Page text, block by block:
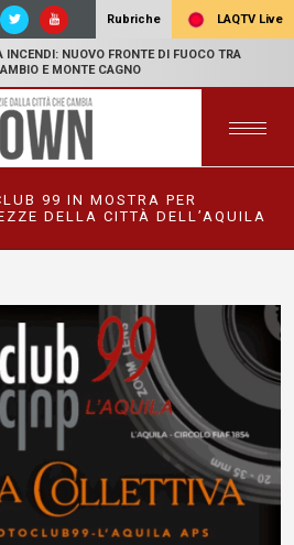
Rubriche LAQTV Live
INCENDI: NUOVO FRONTE DI FUOCO TRA
E MONTE CAGNO
99 IN MOSTRA PER
DELLA CITTÀ DELL’AQUILA